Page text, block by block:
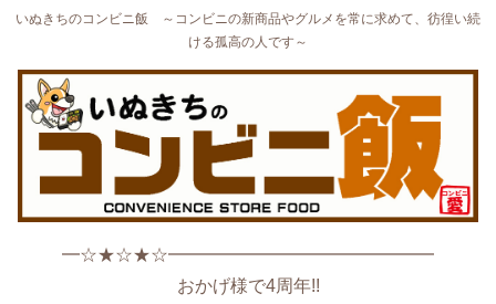
いぬきちのコンビニ飯 ～コンビニの新商品やグルメを常に求めて、彷徨い続
ける孤高の人です～
━☆★☆★☆━━━━━━━━━━━━━━━
おかげ様で4周年!!